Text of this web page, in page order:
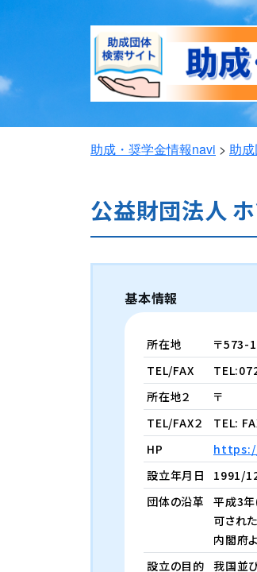
助成・奨学金情報navi > 助
公益財団法人
基本情報
所在地
〒573-
TEL/FAX
所在地２
〒
TEL/FAX２
TEL:
HP
設立年月日
1991/
団体の沿革
平成3年
可され
内閣府
設立の目的 我国並